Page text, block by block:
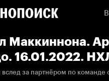
Маккиннона.
16.01.2022.